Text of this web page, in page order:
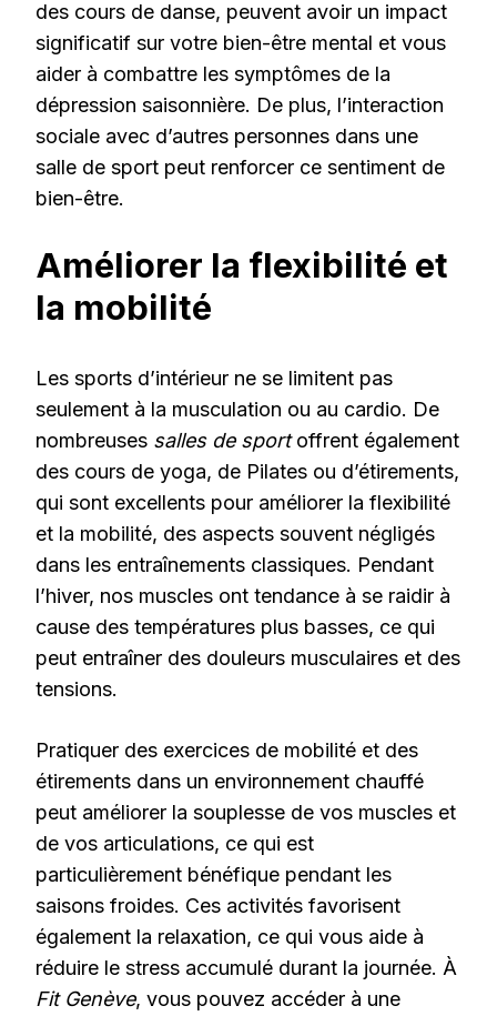
des cours de danse, peuvent avoir un impact
significatif sur votre bien-être mental et vous
aider à combattre les symptômes de la
dépression saisonnière. De plus, l’interaction
sociale avec d’autres personnes dans une
salle de sport peut renforcer ce sentiment de
bien-être.
Améliorer la flexibilité et
la mobilité
Les sports d’intérieur ne se limitent pas
seulement à la musculation ou au cardio. De
nombreuses salles de sportoffrent également
des cours de yoga, de Pilates ou d’étirements,
qui sont excellents pour améliorer la flexibilité
et la mobilité, des aspects souvent négligés
dans les entraînements classiques. Pendant
l’hiver, nos muscles ont tendance à se raidir à
cause des températures plus basses, ce qui
peut entraîner des douleurs musculaires et des
tensions.
Pratiquer des exercices de mobilité et des
étirements dans un environnement chauffé
peut améliorer la souplesse de vos muscles et
de vos articulations, ce qui est
particulièrement bénéfique pendant les
saisons froides. Ces activités favorisent
également la relaxation, ce qui vous aide à
réduire le stress accumulé durant la journée. À
Fit Genève, vous pouvez accéder à une